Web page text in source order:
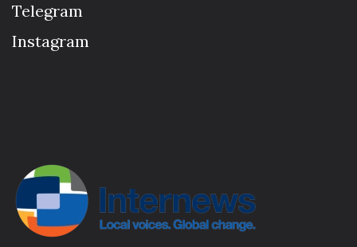
Telegram
Instagram